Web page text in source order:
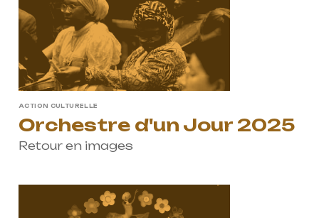
ACTION CULTURELLE
Orchestre d'un Jour 2025
Retour en images